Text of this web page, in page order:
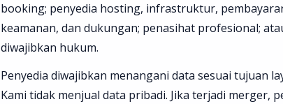
booking; penyedia hosting, infrastruktur,
keamanan, dan dukungan; penasihat profesional;
diwajibkan hukum.
Penyedia diwajibkan menangani data sesuai tujuan
Kami tidak menjual data pribadi. Jika terjadi merger,